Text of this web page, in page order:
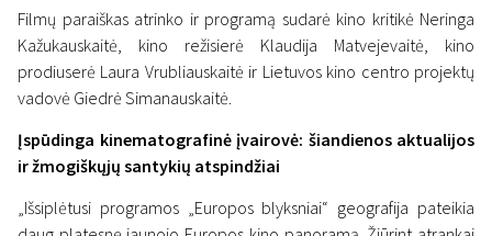
„Europos blyksnių“ programa
„Scanoramoje“: plati jaunojo
Europos kino panorama ir
nauji lietuviški vardai
2 lapkričio 2023
Filmų paraiškas atrinko ir programą sudarė kino kritikė Neringa
Kažukauskaitė, kino režisierė Klaudija Matvejevaitė, kino
prodiuserė Laura Vrubliauskaitė ir Lietuvos kino centro projektų
vadovė Giedrė Simanauskaitė.
Įspūdinga kinematografinė įvairovė: šiandienos aktualijos
ir žmogiškųjų santykių atspindžiai
„Išsiplėtusi programos „Europos blyksniai“ geografija pateikia